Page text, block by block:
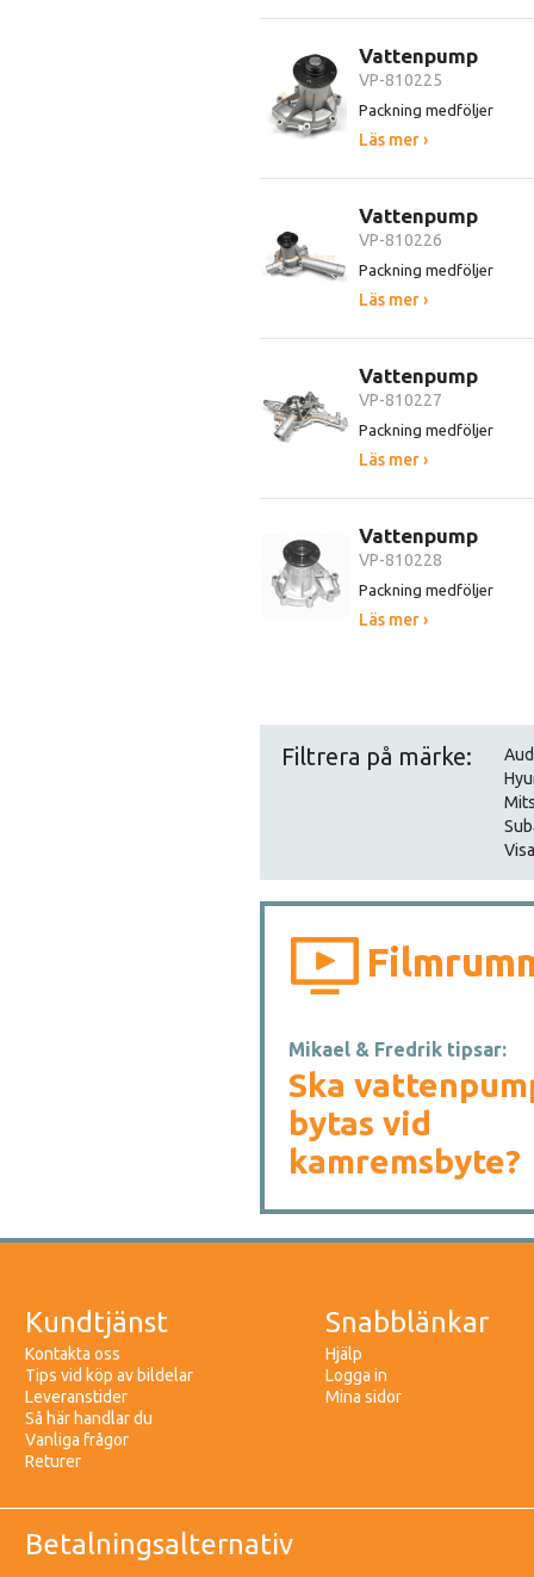
Vattenpump
VP-810225
Packning medföljer
Läs mer ›
Vattenpump
VP-810226
Packning medföljer
Läs mer ›
Vattenpump
VP-810227
Packning medföljer
Läs mer ›
Vattenpump
VP-810228
Packning medföljer
Läs mer ›
Filtrera på märke:
Mikael & Fredrik tipsar:
Ska
bytas vid
kamremsbyte?
Kundtjänst
Kontakta oss
Tips vid köp av bildelar
Leveranstider
Så här handlar du
Vanliga frågor
Returer
Snabblänkar
Hjälp
Logga in
Mina sidor
Betalningsalternativ